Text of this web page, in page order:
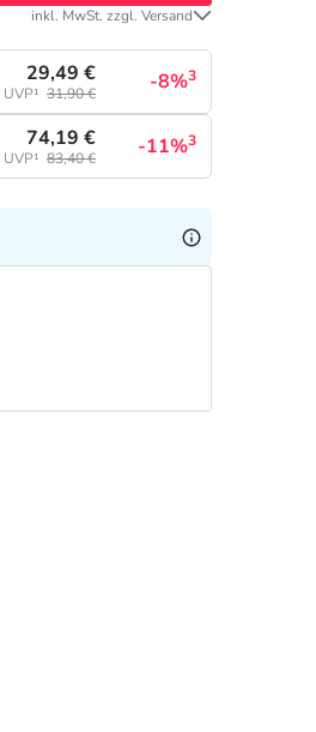
inkl. MwSt. zzgl. Versand
29,49 €
UVP¹ 31,90 € -8%3
74,19 €
UVP¹ 83,40 € -11%3